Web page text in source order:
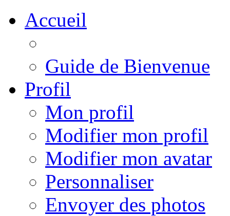
Accueil
Guide de Bienvenue
Profil
Mon profil
Modifier mon profil
Modifier mon avatar
Personnaliser
Envoyer des photos